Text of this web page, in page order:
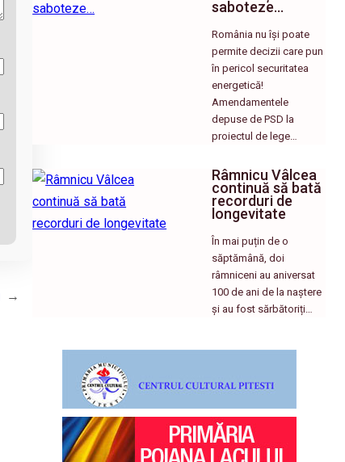
→
saboteze…
România nu își poate
permite decizii care pun
în pericol securitatea
energetică!
Amendamentele
depuse de PSD la
proiectul de lege…
Râmnicu Vâlcea
continuă să bată
recorduri de
longevitate
În mai puțin de o
săptămână, doi
râmniceni au aniversat
100 de ani de la naștere
și au fost sărbătoriți…